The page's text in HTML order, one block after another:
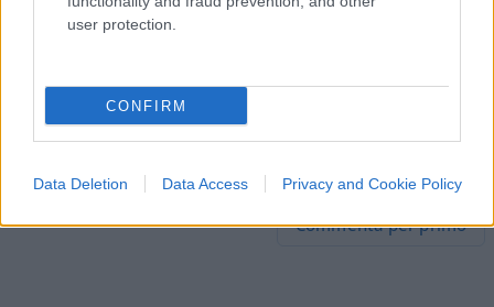
user protection.
CONFIRM
Data Deletion Data Access Privacy and Cookie Policy
New York Times –
#ADUCANUMAB #ALZHEIMER
Commenta per primo